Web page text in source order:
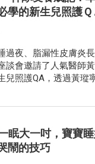
學的新生兒照護Ｑ
過夜、脂漏性皮膚炎
談會邀請了人氣醫師
兒照護QA，透過黃瑽
眠大一吋，寶寶
鬧的技巧